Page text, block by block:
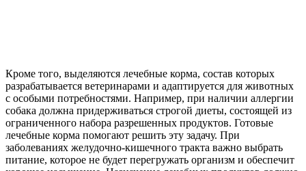
Кроме того, выделяются лечебные корма, состав которых
разрабатывается ветеринарами и адаптируется для животных
с особыми потребностями. Например, при наличии аллергии
собака должна придерживаться строгой диеты, состоящей из
ограниченного набора разрешенных продуктов. Готовые
лечебные корма помогают решить эту задачу. При
заболеваниях желудочно-кишечного тракта важно выбрать
питание, которое не будет перегружать организм и обеспечит